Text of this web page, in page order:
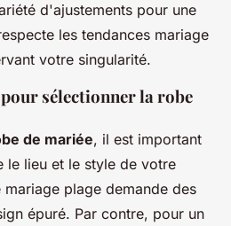
d'ajustements pour une
les tendances mariage
votre singularité.
sélectionner la robe
de mariée, il est important
le lieu et le style de votre
plage demande des
épuré. Par contre, pour un